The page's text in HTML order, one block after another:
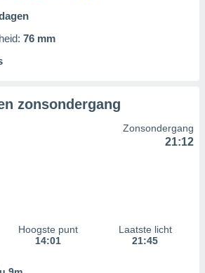
76 mm
zonsondergang
Zonsondergang
21:12
Hoogste punt
14:01
Laatste licht
21:45